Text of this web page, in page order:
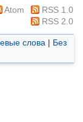
Atom
RSS 1.0
RSS 2.0
слова | Без